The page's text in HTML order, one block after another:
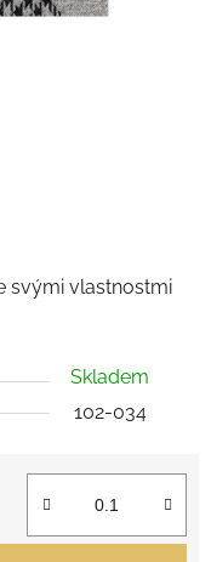
svými vlastnostmi
Skladem
102-034